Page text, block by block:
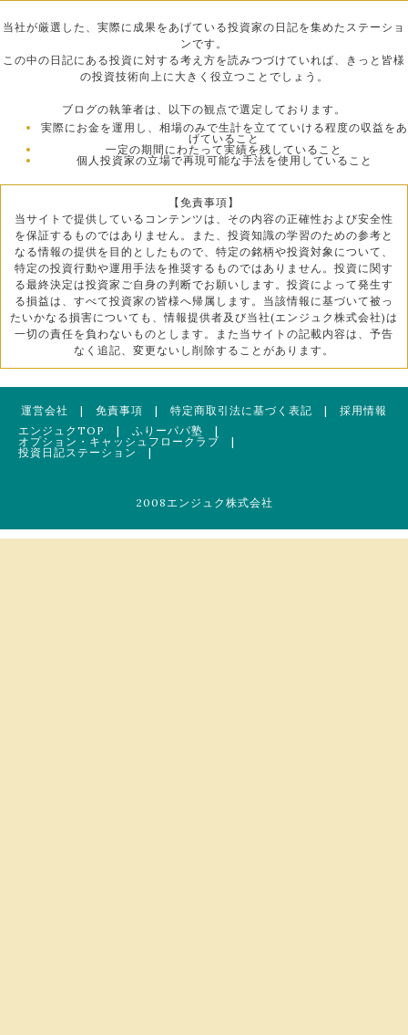
当社が厳選した、実際に成果をあげている投資家の日記を集めたステーショ
ンです。
この中の日記にある投資に対する考え方を読みつづけていれば、きっと皆様
の投資技術向上に大きく役立つことでしょう。
ブログの執筆者は、以下の観点で選定しております。
実際にお金を運用し、相場のみで生計を立てていける程度の収益をあ
げていること
一定の期間にわたって実績を残していること
個人投資家の立場で再現可能な手法を使用していること
【免責事項】
当サイトで提供しているコンテンツは、その内容の正確性および安全性
を保証するものではありません。また、投資知識の学習のための参考と
なる情報の提供を目的としたもので、特定の銘柄や投資対象について、
特定の投資行動や運用手法を推奨するものではありません。投資に関す
る最終決定は投資家ご自身の判断でお願いします。投資によって発生す
る損益は、すべて投資家の皆様へ帰属します。当該情報に基づいて被っ
たいかなる損害についても、情報提供者及び当社(エンジュク株式会社)は
一切の責任を負わないものとします。また当サイトの記載内容は、予告
なく追記、変更ないし削除することがあります。
運営会社 | 免責事項 | 特定商取引法に基づく表記 | 採用情報
エンジュクTOP
| ふりーパパ塾 |
オプション・キャッシュフロークラブ |
投資日記ステーション
|
2008エンジュク株式会社